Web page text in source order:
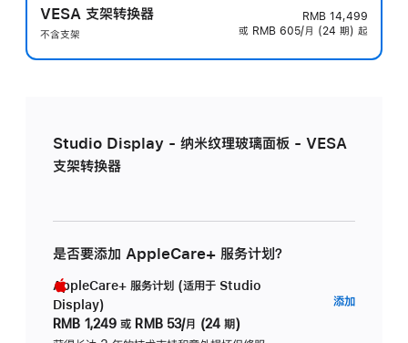
VESA 支架转换器
不含支架
RMB 14,499
或 RMB 605/月 (24 期) 起
Studio Display - 纳米纹理玻璃面板 - VESA
支架转换器
是否要添加 AppleCare+ 服务计划？
AppleCare+ 服务计划 (适用于 Studio
Display)
RMB 1,249 或 RMB 53/月 (24 期)
添加